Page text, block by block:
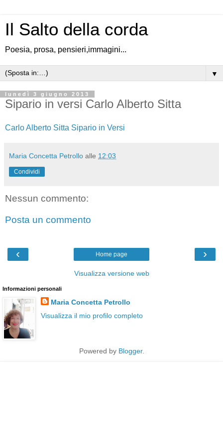
Il Salto della corda
Poesia, prosa, pensieri,immagini...
▼
lunedì 3 giugno 2013
Sipario in versi Carlo Alberto Sitta
Carlo Alberto Sitta Sipario in Versi
Maria Concetta Petrollo alle 12:03
Condividi
Nessun commento:
Posta un commento
‹ ›
Home page
Visualizza versione web
Informazioni personali
Maria Concetta Petrollo
Visualizza il mio profilo completo
Powered by Blogger.